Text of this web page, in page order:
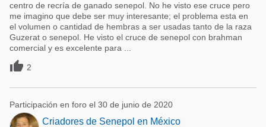
centro de recría de ganado senepol. No he visto ese cruce pero
me imagino que debe ser muy interesante; el problema esta en
el volumen o cantidad de hembras a ser usadas tanto de la raza
Guzerat o senepol. He visto el cruce de senepol con brahman
comercial y es excelente para ...
 2
Participación en foro el 30 de junio de 2020
Criadores de Senepol en México